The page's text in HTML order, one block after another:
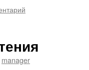
manager